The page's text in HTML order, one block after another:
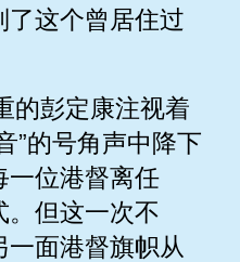
了这个曾居住过
的彭定康注视着
”的号角声中降下
一位港督离任
。但这一次不
一面港督旗帜从